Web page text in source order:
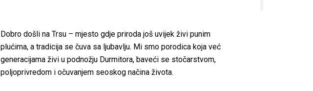
Dobro došli na Trsu – mjesto gdje priroda još uvijek živi punim
plućima, a tradicija se čuva sa ljubavlju. Mi smo porodica koja već
generacijama živi u podnožju Durmitora, baveći se stočarstvom,
poljoprivredom i očuvanjem seoskog načina života.